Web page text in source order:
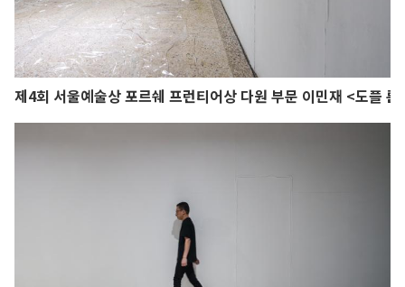
제4회 서울예술상 포르쉐 프런티어상 다원 부문 이민재 <도플 룸